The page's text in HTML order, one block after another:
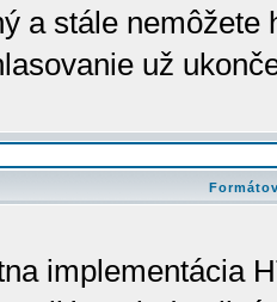
a stále
už
implementácia